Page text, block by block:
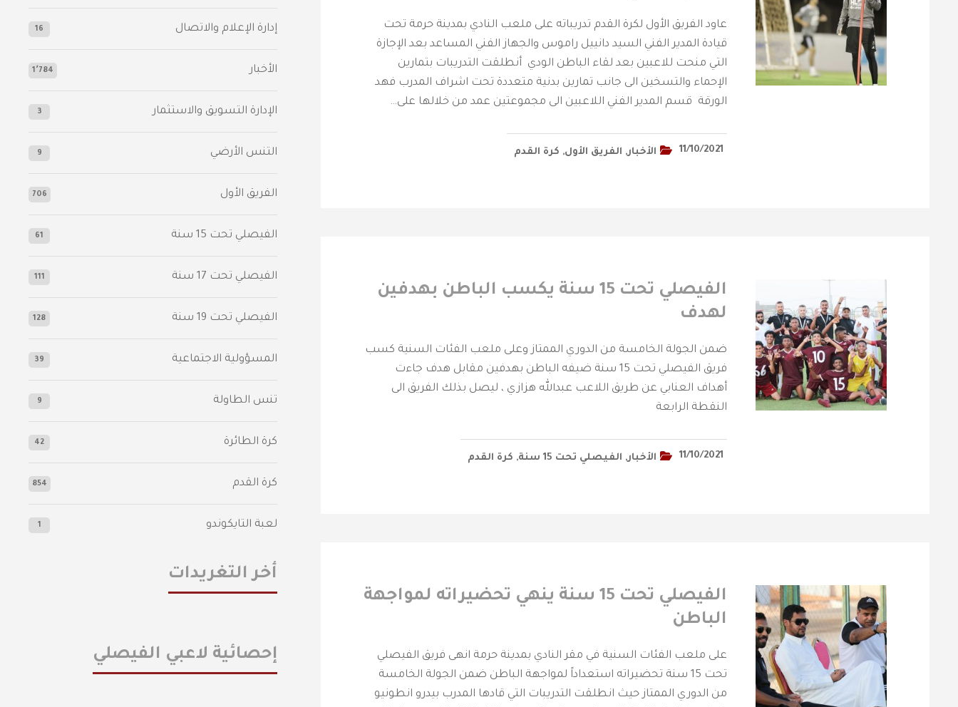
عاود الفريق الأول لكرة القدم تدريباته على ملعب النادي بمدينة حرمة تحت
قيادة المدير الفني السيد دانييل راموس والجهاز الفني المساعد بعد الإجازة
التي منحت للاعبين بعد لقاء الباطن الودي أنطلقت التدريبات بتمارين
الإحماء والتسخين الى جانب تمارين بدنية متعددة تحت اشراف المدرب فهد
الورقة قسم المدير الفني اللاعبين الى مجموعتين عمد من خلالها على…
11/10/2021 الأخبار, الفريق الأول, كرة القدم
الفيصلي تحت 15 سنة يكسب الباطن بهدفين
لهدف
ضمن الجولة الخامسة من الدوري الممتاز وعلى ملعب الفئات السنية كسب
فريق الفيصلي تحت 15 سنة ضيفه الباطن بهدفين مقابل هدف جاءت
أهداف العنابي عن طريق اللاعب عبدالله هزازي ، ليصل بذلك الفريق الى
النقطة الرابعة
11/10/2021 الأخبار, الفيصلي‬⁩ تحت 15 سنة , كرة القدم
‫الفيصلي‬⁩ تحت 15 سنة ينهي تحضيراته لمواجهة
الباطن
على ملعب الفئات السنية في مقر النادي بمدينة حرمة انهى فريق الفيصلي
تحت 15 سنة تحضيراته استعداداً لمواجهة الباطن ضمن الجولة الخامسة
من الدوري الممتاز حيث انطلقت التدريبات التي قادها المدرب بيدرو انطونيو
إدارة الإعلام والاتصال 16
الأخبار 1٬784
الإدارة التسويق والاستثمار 3
التنس الأرضي 9
الفريق الأول 706
الفيصلي‬⁩ تحت 15 سنة 61
‫الفيصلي‬⁩ تحت 17 سنة 111
الفيصلي‬⁩ تحت 19 سنة 128
المسؤولية الاجتماعية 39
تنس الطاولة 9
كرة الطائرة 42
كرة القدم 854
لعبة التايكوندو 1
أخر التغريدات
إحصائية لاعبي الفيصلي